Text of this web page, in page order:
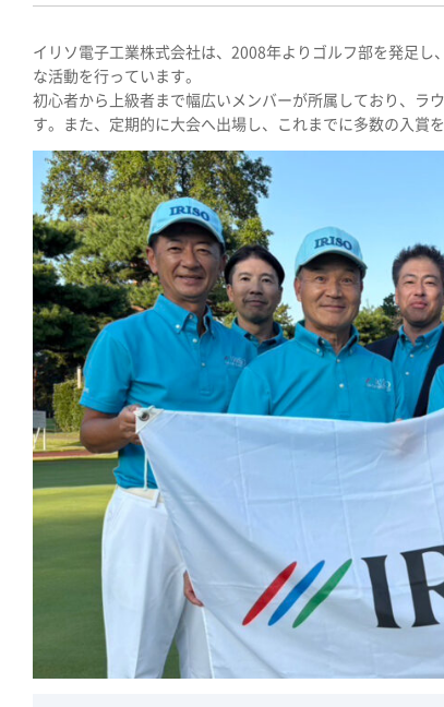
イリソ電子工業株式会社は、2008年よりゴルフ部を発足
な活動を行っています。
初心者から上級者まで幅広いメンバーが所属しており、ラ
す。また、定期的に大会へ出場し、これまでに多数の入賞